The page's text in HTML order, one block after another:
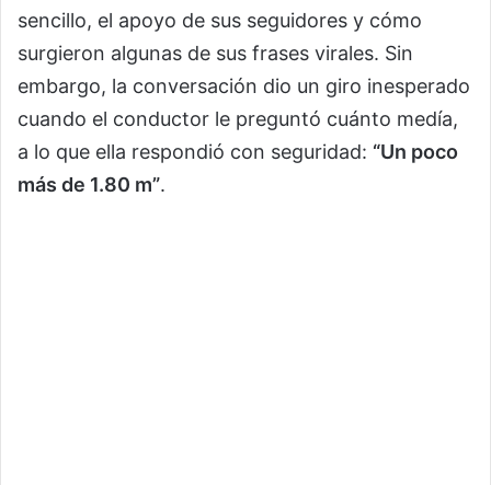
sencillo, el apoyo de sus seguidores y cómo
surgieron algunas de sus frases virales. Sin
embargo, la conversación dio un giro inesperado
cuando el conductor le preguntó cuánto medía,
a lo que ella respondió con seguridad: “Un poco
más de 1.80 m”.